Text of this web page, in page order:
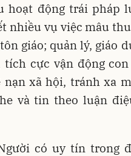
hoạt động trái pháp
nhiều vụ việc mâu
giáo; quản lý, giáo
cực vận động
xã hội, tránh xa
và tin theo luận
có uy tín trong